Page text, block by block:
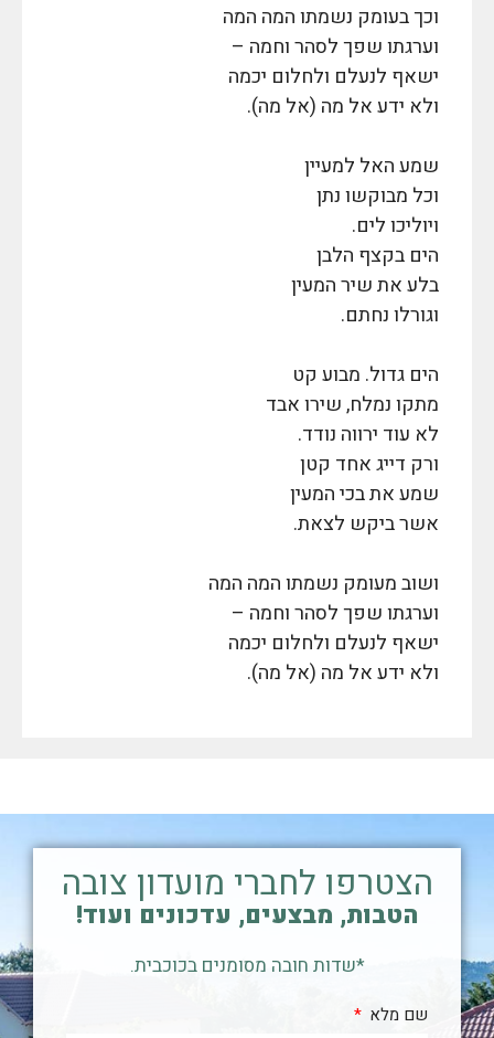
וכך בעומק נשמתו המה המה
וערגתו שפך לסהר וחמה –
ישאף לנעלם ולחלום יכמה
ולא ידע אל מה (אל מה).
שמע האל למעיין
וכל מבוקשו נתן
ויוליכו לים.
הים בקצף הלבן
בלע את שיר המעין
וגורלו נחתם.
הים גדול. מבוע קט
מתקו נמלח, שירו אבד
לא עוד ירווה נודד.
ורק דייג אחד קטן
שמע את בכי המעין
אשר ביקש לצאת.
ושוב מעומק נשמתו המה המה
וערגתו שפך לסהר וחמה –
ישאף לנעלם ולחלום יכמה
ולא ידע אל מה (אל מה).
הצטרפו לחברי מועדון צובה
הטבות, מבצעים, עדכונים ועוד!
*שדות חובה מסומנים בכוכבית.
שם מלא